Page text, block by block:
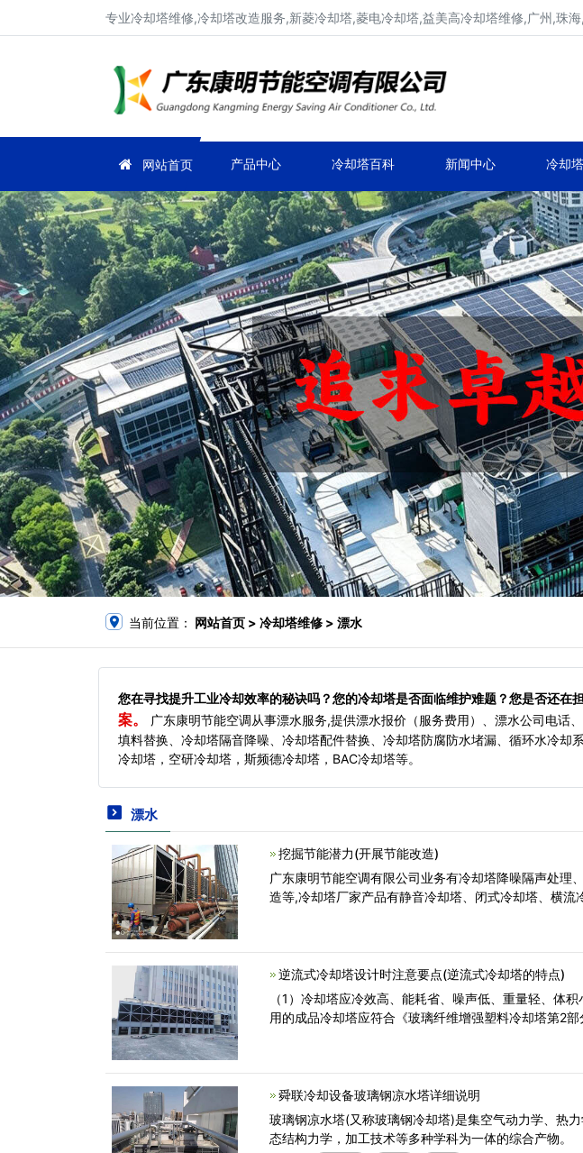
专业冷却塔维修,冷却塔改造服务,新菱冷却塔,菱电冷却塔,益美高冷却塔维修,广州,珠
网站首页 产品中心 冷却塔百科 新闻中心 冷却
当前位置： 网站首页 > 冷却塔维修 > 漂水
您在寻找提升工业冷却效率的秘诀吗？您的冷却塔是否面临维护难题？您是否还在
案。
广东康明节能空调从事漂水服务,提供漂水报价（服务费用）、漂水公司电
填料替换、冷却塔隔音降噪、冷却塔配件替换、冷却塔防腐防水堵漏、循环水冷
冷却塔，空研冷却塔，斯频德冷却塔，BAC冷却塔等。
漂水
挖掘节能潜力(开展节能改造)
广东康明节能空调有限公司业务有冷却塔降噪隔声处理
造等,冷却塔厂家产品有静音冷却塔、闭式冷却塔、横流
逆流式冷却塔设计时注意要点(逆流式冷却塔的特点)
（1）冷却塔应冷效高、能耗省、噪声低、重量轻、体
用的成品冷却塔应符合《玻璃纤维增强塑料冷却塔第2
舜联冷却设备玻璃钢凉水塔详细说明
玻璃钢凉水塔(又称玻璃钢冷却塔)是集空气动力学、热
态结构力学，加工技术等多种学科为一体的综合产物